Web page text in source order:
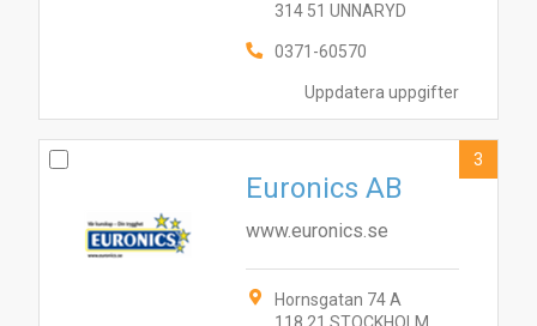
Uppdatera uppgifter
314 51 UNNARYD
0371-60570
Euronics AB
www.euronics.se
Hornsgatan 74 A
3